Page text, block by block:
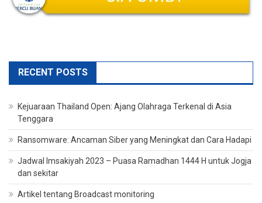
RECENT POSTS
Kejuaraan Thailand Open: Ajang Olahraga Terkenal di Asia
Tenggara
Ransomware: Ancaman Siber yang Meningkat dan Cara Hadapi
Jadwal Imsakiyah 2023 – Puasa Ramadhan 1444 H untuk Jogja
dan sekitar
Artikel tentang Broadcast monitoring